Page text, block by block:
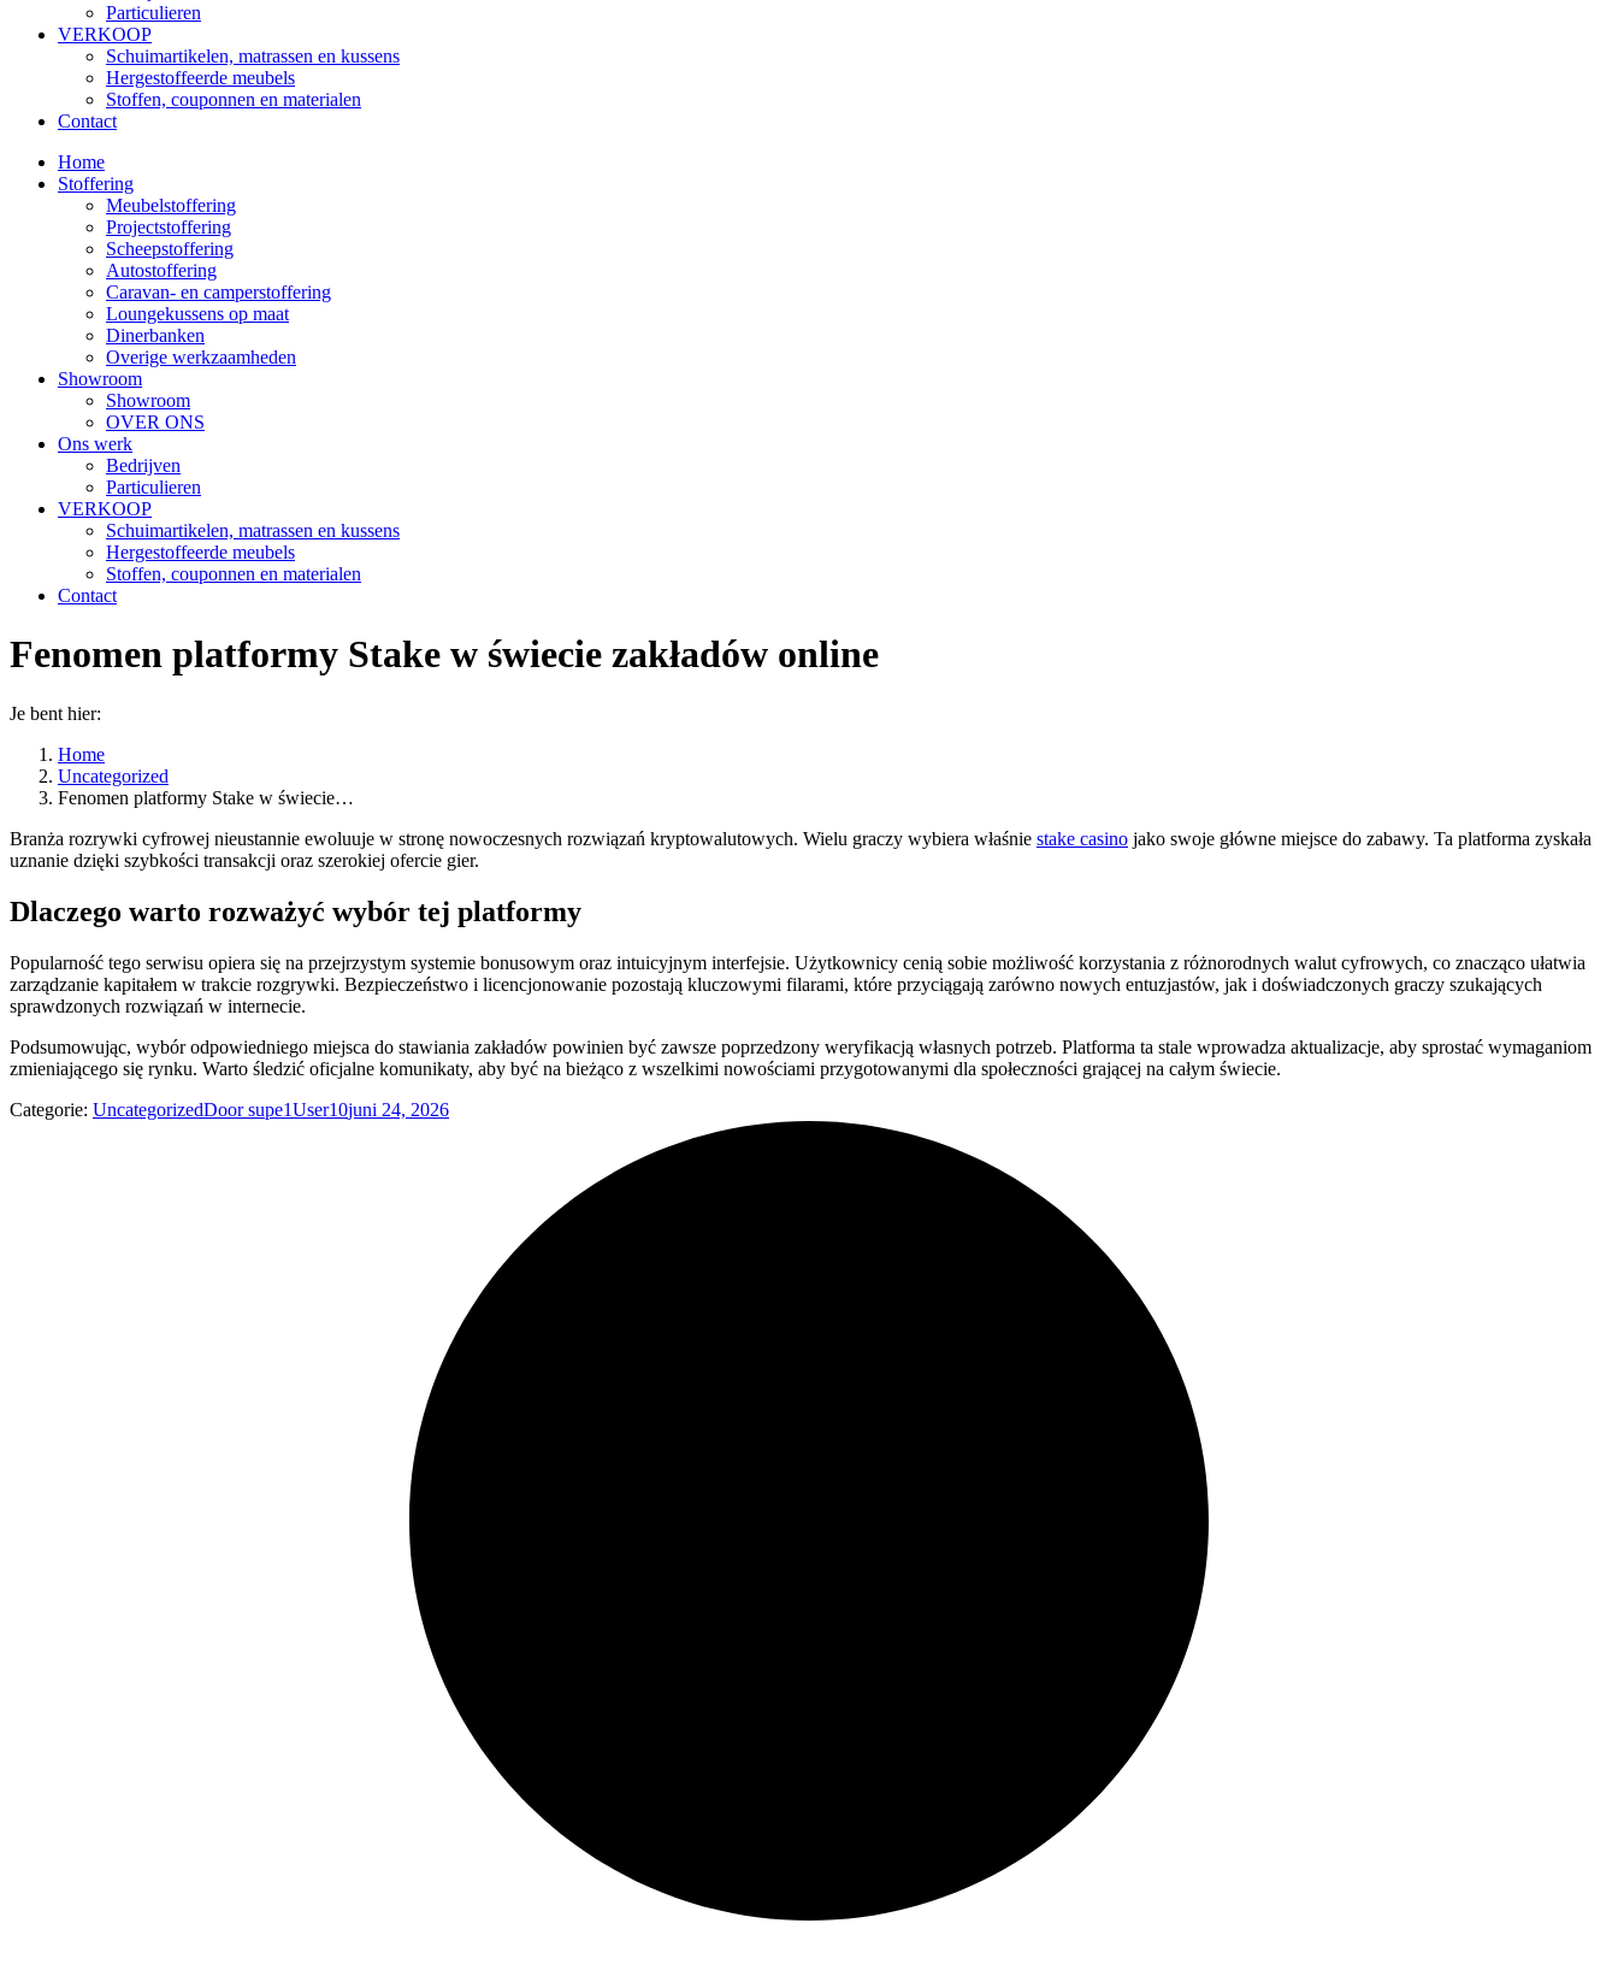
Particulieren
VERKOOP
Schuimartikelen, matrassen en kussens
Hergestoffeerde meubels
Stoffen, couponnen en materialen
Contact
Home
Stoffering
Meubelstoffering
Projectstoffering
Scheepstoffering
Autostoffering
Caravan- en camperstoffering
Loungekussens op maat
Dinerbanken
Overige werkzaamheden
Showroom
Showroom
OVER ONS
Ons werk
Bedrijven
Particulieren
VERKOOP
Schuimartikelen, matrassen en kussens
Hergestoffeerde meubels
Stoffen, couponnen en materialen
Contact
Fenomen platformy Stake w świecie zakładów online
Je bent hier:
Home
Uncategorized
Fenomen platformy Stake w świecie…
Branża rozrywki cyfrowej nieustannie ewoluuje w stronę nowoczesnych rozwiązań kryptowalutowych. Wielu graczy wybiera właśnie stake casino jako swoje główne miejsce do zabawy. Ta platforma zyskała
uznanie dzięki szybkości transakcji oraz szerokiej ofercie gier.
Dlaczego warto rozważyć wybór tej platformy
Popularność tego serwisu opiera się na przejrzystym systemie bonusowym oraz intuicyjnym interfejsie. Użytkownicy cenią sobie możliwość korzystania z różnorodnych walut cyfrowych, co znacząco ułatwia
zarządzanie kapitałem w trakcie rozgrywki. Bezpieczeństwo i licencjonowanie pozostają kluczowymi filarami, które przyciągają zarówno nowych entuzjastów, jak i doświadczonych graczy szukających
sprawdzonych rozwiązań w internecie.
Podsumowując, wybór odpowiedniego miejsca do stawiania zakładów powinien być zawsze poprzedzony weryfikacją własnych potrzeb. Platforma ta stale wprowadza aktualizacje, aby sprostać wymaganiom
zmieniającego się rynku. Warto śledzić oficjalne komunikaty, aby być na bieżąco z wszelkimi nowościami przygotowanymi dla społeczności grającej na całym świecie.
Categorie: UncategorizedDoorsupe1User10juni 24, 2026